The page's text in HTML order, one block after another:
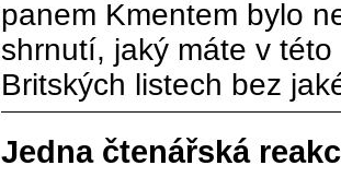
panem Kmentem bylo
shrnutí, jaký máte v
Britských listech bez
Jedna čtenářská